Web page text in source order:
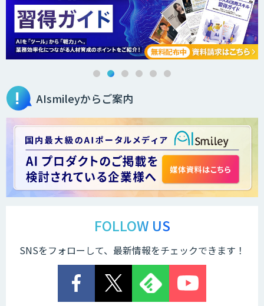
JobAuto
FEEDER（フィーダー）
AIsmileyからご案内
FOLLOW US
SNSをフォローして、最新情報をチェックできます！